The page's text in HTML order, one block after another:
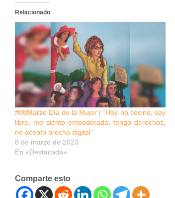
Relacionado
#08Marzo Día de la Mujer | “Hoy no cocino, soy
libre, me siento empoderada, tengo derechos,
no acepto brecha digital”
8 de marzo de 2023
En «Destacada»
Comparte esto